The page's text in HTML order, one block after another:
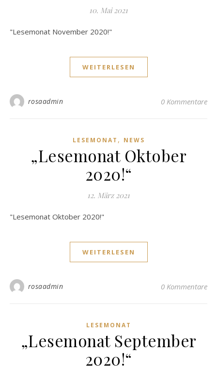
10. Mai 2021
"Lesemonat November 2020!"
WEITERLESEN
rosaadmin 0 Kommentare
LESEMONAT , NEWS
„Lesemonat Oktober
2020!“
12. März 2021
"Lesemonat Oktober 2020!"
WEITERLESEN
rosaadmin 0 Kommentare
LESEMONAT
„Lesemonat September
2020!“